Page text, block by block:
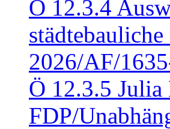
Ö 12.3.4
2026/AF/
Ö 12.3.5
FDP/